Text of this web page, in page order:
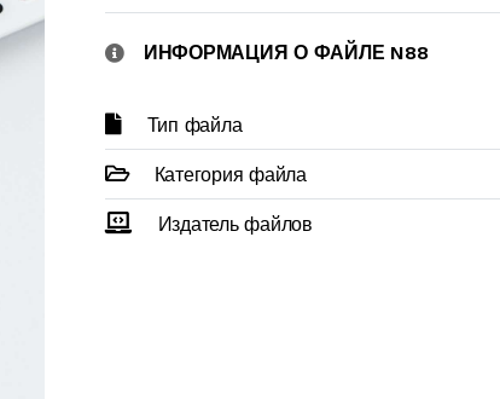
ИНФОРМАЦИЯ О ФАЙЛЕ N88
Тип файла
Категория файла
Издатель файлов